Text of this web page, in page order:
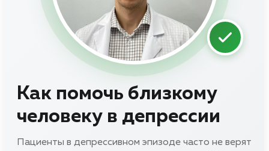
Как помочь близкому
человеку в депрессии
Пациенты в депрессивном эпизоде часто не верят